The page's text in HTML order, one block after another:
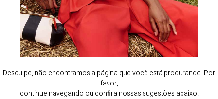
Desculpe, não encontramos a página que você está procurando. Por
favor,
continue navegando ou confira nossas sugestões abaixo.